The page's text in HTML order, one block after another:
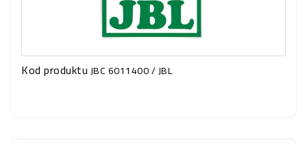
Kod produktuJBC 6011400 / JBL